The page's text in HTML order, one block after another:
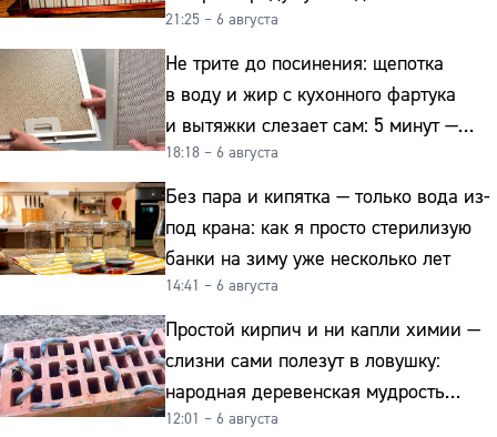
отправиться на свалку прямо сейчас
21:25 – 6 августа
Не трите до посинения: щепотка
в воду и жир с кухонного фартука
и вытяжки слезает сам: 5 минут —
и сверкает как новая
18:18 – 6 августа
Без пара и кипятка — только вода из-
под крана: как я просто стерилизую
банки на зиму уже несколько лет
14:41 – 6 августа
Простой кирпич и ни капли химии —
слизни сами полезут в ловушку:
народная деревенская мудрость
реально работает
12:01 – 6 августа